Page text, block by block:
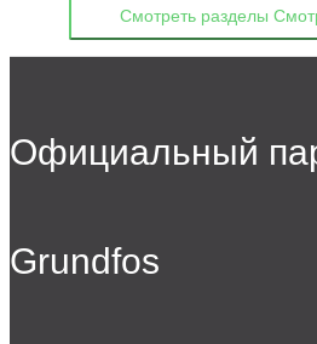
Смотреть разделы
Официальный
Grundfos